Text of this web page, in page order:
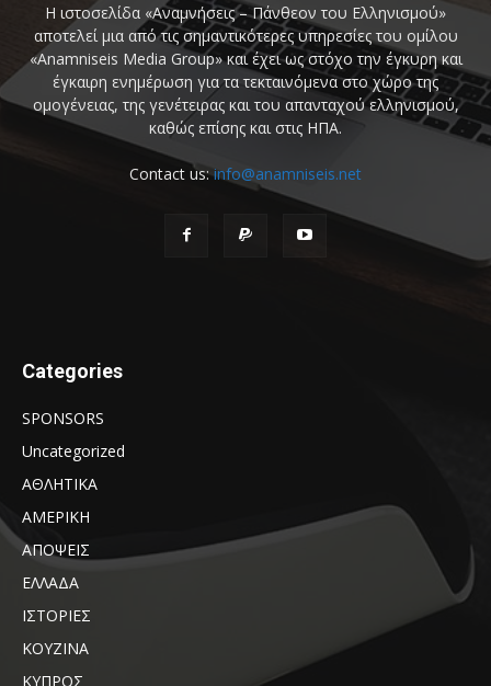
Η ιστοσελίδα «Αναμνήσεις – Πάνθεον του Ελληνισμού»
αποτελεί μια από τις σημαντικότερες υπηρεσίες του ομίλου
«Anamniseis Media Group» και έχει ως στόχο την έγκυρη και
έγκαιρη ενημέρωση για τα τεκταινόμενα στο χώρο της
ομογένειας, της γενέτειρας και του απανταχού ελληνισμού,
καθώς επίσης και στις ΗΠΑ.
Contact us:info@anamniseis.net
Categories
SPONSORS
Uncategorized
ΑΘΛΗΤΙΚΑ
ΑΜΕΡΙΚΗ
ΑΠΟΨΕΙΣ
ΕΛΛΑΔΑ
ΙΣΤΟΡΙΕΣ
ΚΟΥΖΙΝΑ
ΚΥΠΡΟΣ